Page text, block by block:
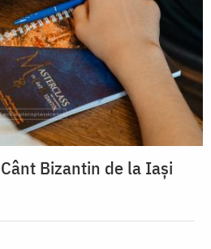
Bizantin de la Iași